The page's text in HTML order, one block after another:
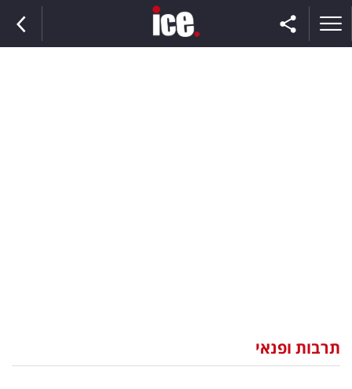
וצרכנות
תרבות ופנאי